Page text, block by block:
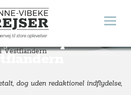
Vibeke Rejser
til store oplevelser
Åbn
skal opleve i
14 steder du skal opleve i Vestflandern
dog uden redaktionel indflydelse,